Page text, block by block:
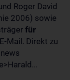
Roger David
2006) sowie
für
Mail. Direkt zu